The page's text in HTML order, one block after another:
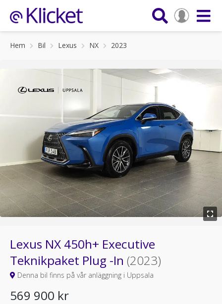
Hem Bil Lexus NX 2023
Lexus NX 450h+ Executive
Teknikpaket Plug -In (2023)
Denna bil finns på vår anläggning i Uppsala
569 900 kr